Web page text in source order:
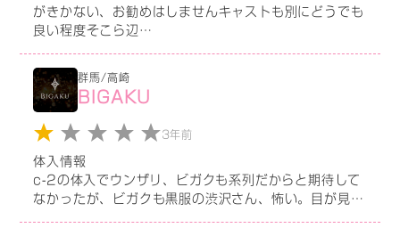
がきかない、お勧めはしませんキャストも別にどうでも
良い程度そこら辺
と思いました個人差はあると思いますが、、残念なお店
です、やはり群馬特に高崎はレベル低い、再確認。
群馬/高崎
BIGAKU
3年前
体入情報
c-2の体入でウンザリ、ビガクも系列だからと期待して
なかったが、ビガクも黒服の渋沢さん、怖い。目が見開